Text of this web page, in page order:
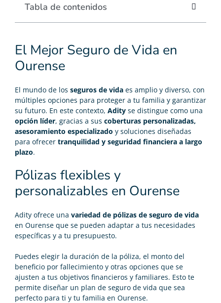
El Mejor Seguro de Vida en
Ourense
El mundo de los seguros de vida es amplio y diverso, con
múltiples opciones para proteger a tu familia y garantizar
su futuro. En este contexto, Adity se distingue como una
opción líder, gracias a sus coberturas personalizadas,
asesoramiento especializado y soluciones diseñadas
para ofrecer tranquilidad y seguridad financiera a largo
plazo.
Pólizas flexibles y
personalizables en Ourense
Adity ofrece una variedad de pólizas de seguro de vida
en Ourense que se pueden adaptar a tus necesidades
específicas y a tu presupuesto.
Puedes elegir la duración de la póliza, el monto del
beneficio por fallecimiento y otras opciones que se
ajusten a tus objetivos financieros y familiares. Esto te
permite diseñar un plan de seguro de vida que sea
perfecto para ti y tu familia en Ourense.
Tabla de contenidos